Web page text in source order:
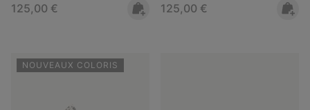
Regular price:
125,00 € Regular price:
125,00 €
NOUVEAUX COLORIS